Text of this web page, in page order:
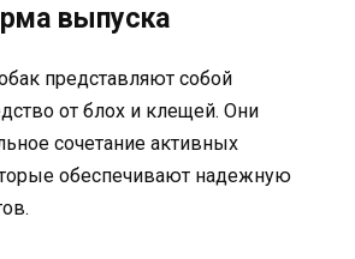
выпуска
представляют собой
от блох и клещей. Они
сочетание активных
обеспечивают надежную